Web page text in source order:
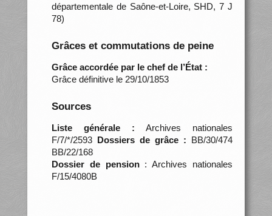
départementale de Saône-et-Loire, SHD, 7 J
78)
Grâces et commutations de peine
Grâce accordée par le chef de l’État :
Grâce définitive le 29/10/1853
Sources
Liste générale : Archives nationales
F/7/*/2593 Dossiers de grâce : BB/30/474
BB/22/168
Dossier de pension: Archives nationales
F/15/4080B